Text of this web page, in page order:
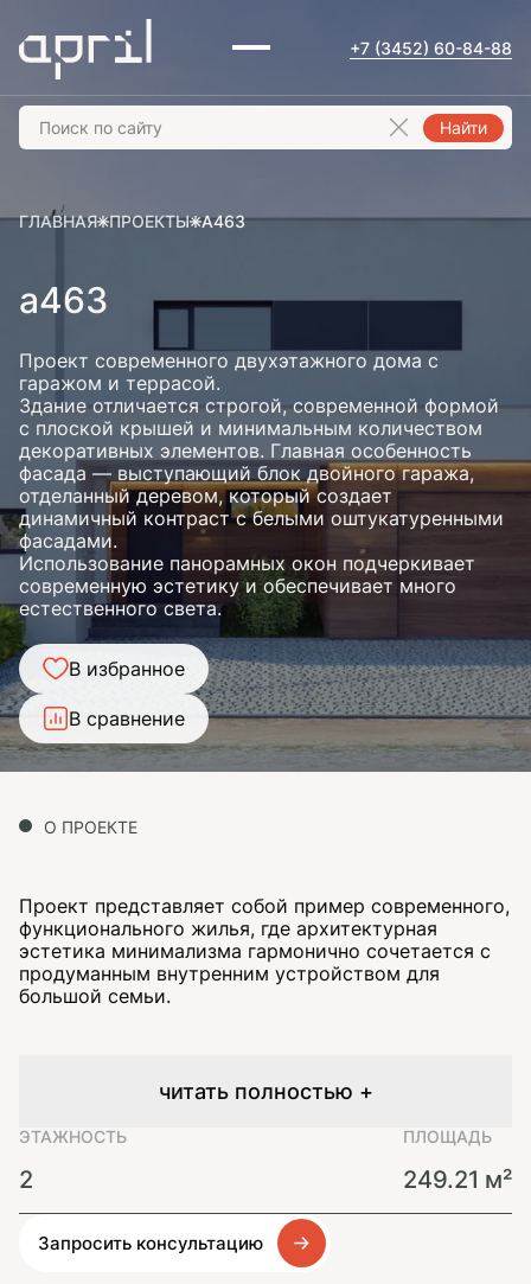
+7 (3452) 60-84-88
Найти
ГЛАВНАЯ ПРОЕКТЫ А463
а463
Проект современного двухэтажного дома с
гаражом и террасой.
Здание отличается строгой, современной формой
с плоской крышей и минимальным количеством
декоративных элементов. Главная особенность
фасада — выступающий блок двойного гаража,
отделанный деревом, который создает
динамичный контраст с белыми оштукатуренными
фасадами.
Использование панорамных окон подчеркивает
современную эстетику и обеспечивает много
естественного света.
В избранное
В сравнение
О ПРОЕКТЕ
Проект представляет собой пример современного,
функционального жилья, где архитектурная
эстетика минимализма гармонично сочетается с
продуманным внутренним устройством для
большой семьи.
читать полностью +
ЭТАЖНОСТЬ
2
ПЛОЩАДЬ
249.21 м²
Запросить консультацию